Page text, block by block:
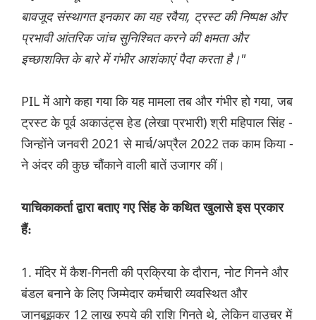
बावजूद संस्थागत इनकार का यह रवैया, ट्रस्ट की निष्पक्ष और
प्रभावी आंतरिक जांच सुनिश्चित करने की क्षमता और
इच्छाशक्ति के बारे में गंभीर आशंकाएं पैदा करता है।"
PIL में आगे कहा गया कि यह मामला तब और गंभीर हो गया, जब
ट्रस्ट के पूर्व अकाउंट्स हेड (लेखा प्रभारी) श्री महिपाल सिंह -
जिन्होंने जनवरी 2021 से मार्च/अप्रैल 2022 तक काम किया -
ने अंदर की कुछ चौंकाने वाली बातें उजागर कीं।
याचिकाकर्ता द्वारा बताए गए सिंह के कथित खुलासे इस प्रकार
हैं:
1. मंदिर में कैश-गिनती की प्रक्रिया के दौरान, नोट गिनने और
बंडल बनाने के लिए जिम्मेदार कर्मचारी व्यवस्थित और
जानबूझकर 12 लाख रुपये की राशि गिनते थे, लेकिन वाउचर में